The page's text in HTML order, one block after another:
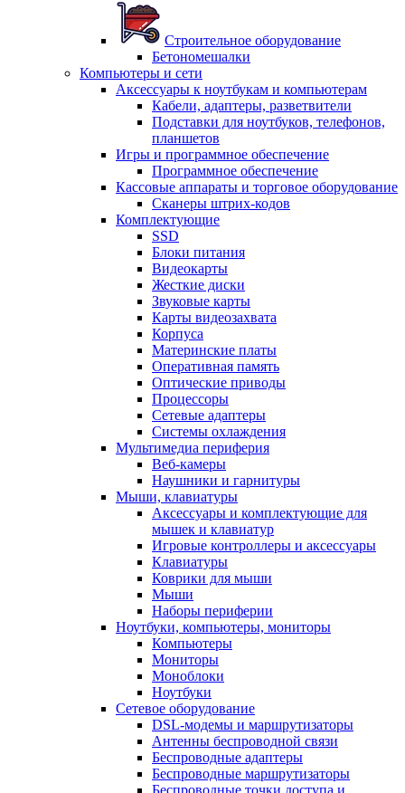
Строительное оборудование
Бетономешалки
Компьютеры и сети
Аксессуары к ноутбукам и компьютерам
Кабели, адаптеры, разветвители
Подставки для ноутбуков, телефонов,
планшетов
Игры и программное обеспечение
Программное обеспечение
Кассовые аппараты и торговое оборудование
Сканеры штрих-кодов
Комплектующие
SSD
Блоки питания
Видеокарты
Жесткие диски
Звуковые карты
Карты видеозахвата
Корпуса
Материнские платы
Оперативная память
Оптические приводы
Процессоры
Сетевые адаптеры
Системы охлаждения
Мультимедиа периферия
Веб-камеры
Наушники и гарнитуры
Мыши, клавиатуры
Аксессуары и комплектующие для
мышек и клавиатур
Игровые контроллеры и аксессуары
Клавиатуры
Коврики для мыши
Мыши
Наборы периферии
Ноутбуки, компьютеры, мониторы
Компьютеры
Мониторы
Моноблоки
Ноутбуки
Сетевое оборудование
DSL-модемы и маршрутизаторы
Антенны беспроводной связи
Беспроводные адаптеры
Беспроводные маршрутизаторы
Беспроводные точки доступа и